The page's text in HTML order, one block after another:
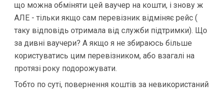
що можна обміняти цей ваучер на кошти, і знову ж
АЛЕ - тільки якщо сам перевізник відміняє рейс (
таку відповідь отримала від служби підтримки). Що
за дивні ваучери? А якщо я не збираюсь більше
користуватись цим перевізником, або взагалі на
протязі року подорожувати.
Тобто по суті, повернення коштів за невикористаний